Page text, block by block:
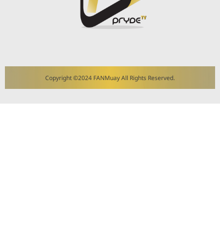
Copyright ©2024 FANMuay All Rights Reserved.